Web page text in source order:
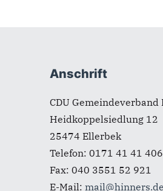
Fußbereich
Anschrift
CDU Gemeindeverband
Heidkoppelsiedlung 12
25474 Ellerbek
Telefon: 0171 41 41 406
Fax: 040 3551 52 921
E-Mail: mail@hinners.de